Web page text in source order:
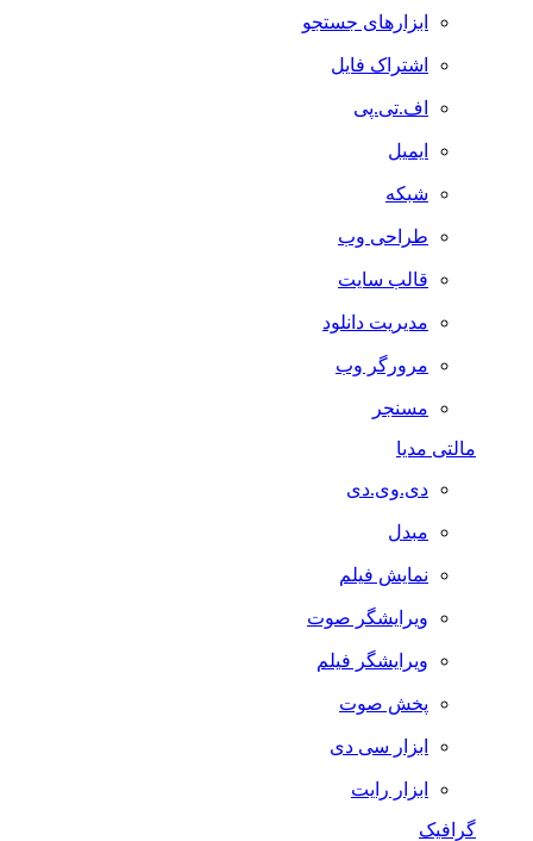
ابزارهای جستجو
اشتراک فایل
اف.تی.پی
ایمیل
شبکه
طراحی وب
قالب سایت
مدیریت دانلود
مرورگر وب
مسنجر
مالتی مدیا
دی.وی.دی
مبدل
نمایش فیلم
ویرایشگر صوت
ویرایشگر فیلم
پخش صوت
ابزار سی دی
ابزار رایت
گرافیک